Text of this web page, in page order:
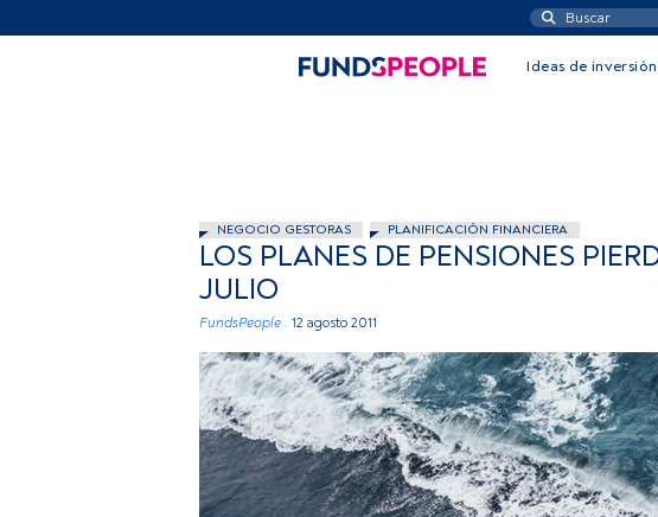
Ideas de inversión
NEGOCIO GESTORAS PLANIFICACIÓN FINANCIERA
LOS PLANES DE PENSIONES
JULIO
FundsPeople . 12 agosto 2011